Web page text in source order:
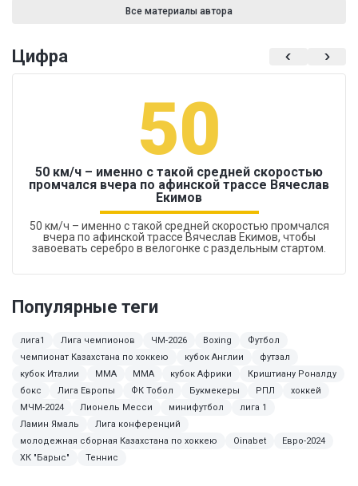
Все материалы автора
Цифра
50
50 км/ч – именно с такой средней скоростью
промчался вчера по афинской трассе Вячеслав
Екимов
50 км/ч – именно с такой средней скоростью промчался
вчера по афинской трассе Вячеслав Екимов, чтобы
завоевать серебро в велогонке с раздельным стартом.
Популярные теги
лига1 Лига чемпионов ЧМ-2026 Boxing
Футбол
чемпионат Казахстана по хоккею
кубок Англии
футзал
кубок Италии
ММА MMA кубок Африки
Криштиану Роналду
бокс
Лига Европы ФК Тобол Букмекеры РПЛ
хоккей
МЧМ-2024
Лионель Месси минифутбол
лига 1
Ламин Ямаль
Лига конференций
молодежная сборная Казахстана по хоккею
Oinabet
Евро-2024
ХК "Барыс"
Теннис